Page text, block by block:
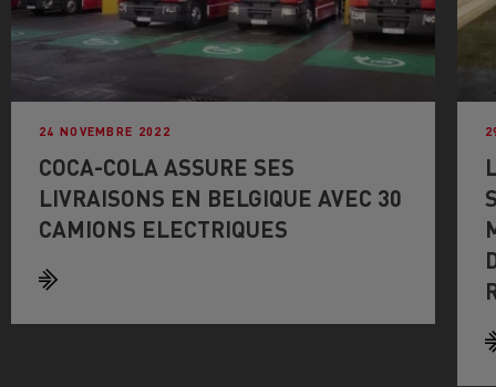
24 NOVEMBRE 2022
COCA-COLA ASSURE SES
LIVRAISONS EN BELGIQUE AVEC 30
CAMIONS ELECTRIQUES